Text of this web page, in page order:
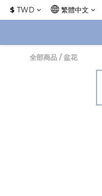
$ TWD 繁體中文
全部商品 /盆花